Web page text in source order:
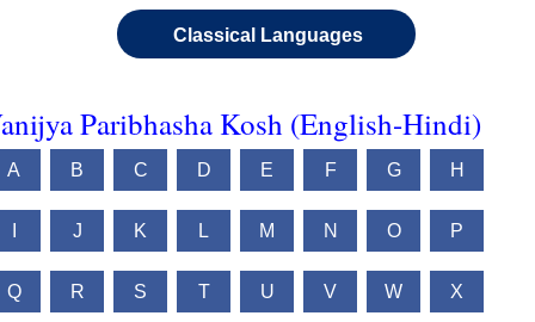
Classical Languages
Paribhasha Kosh (English-Hindi)
A B C D E F G H
J K L M N O P
Q R S T U V W X